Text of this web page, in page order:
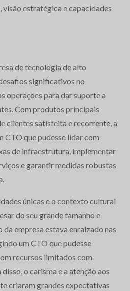
estratégica e capacidades
de tecnologia de alto
significativos no
operações para dar suporte a
Com produtos principais
clientes satisfeita e recorrente, a
CTO que pudesse lidar com
de infraestrutura, implementar
e garantir medidas robustas
únicas e o contexto cultural
do seu grande tamanho e
empresa estava enraizado nas
um CTO que pudesse
recursos limitados com
o carisma e a atenção aos
criaram grandes expectativas